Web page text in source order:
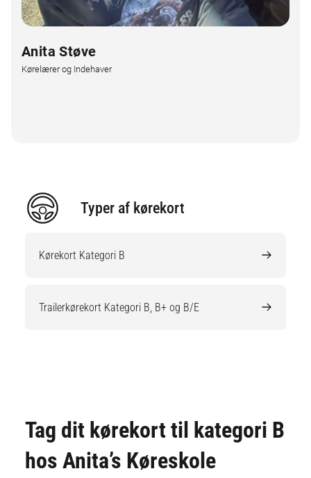
Anita Støve
Kørelærer og Indehaver
Typer af kørekort
Kørekort Kategori B
Trailerkørekort Kategori B, B+ og B/E
Tag dit kørekort til kategori B
hos Anita’s Køreskole